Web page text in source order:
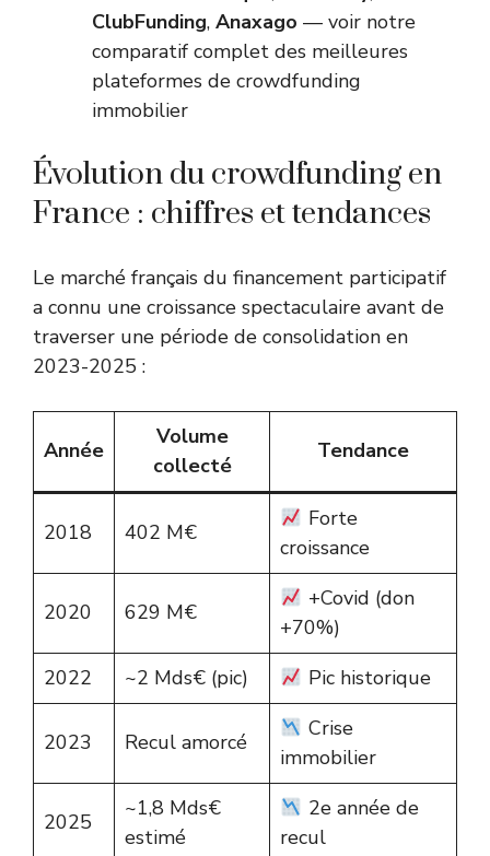
ClubFunding, Anaxago — voir notre
comparatif complet des meilleures
plateformes de crowdfunding
immobilier
Évolution du crowdfunding en
France : chiffres et tendances
Le marché français du financement participatif
a connu une croissance spectaculaire avant de
traverser une période de consolidation en
2023-2025 :
Année
Volume
collecté
Tendance
2018 402 M€
Forte
croissance
2020 629 M€
+Covid (don
+70%)
2022
~2 Mds€ (pic) Pic historique
2023 Recul amorcé
Crise
immobilier
2025
~1,8 Mds€
estimé
2e année de
recul